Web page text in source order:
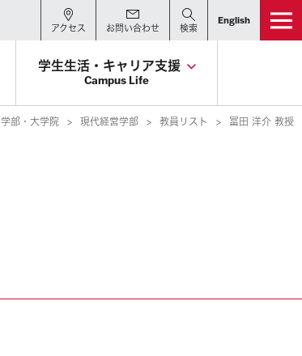
アクセス お問い合わせ 検索
English
学生生活・キャリア支援
Campus Life
学部・大学院 現代経営学部 教員リスト 冨田 洋介 教授